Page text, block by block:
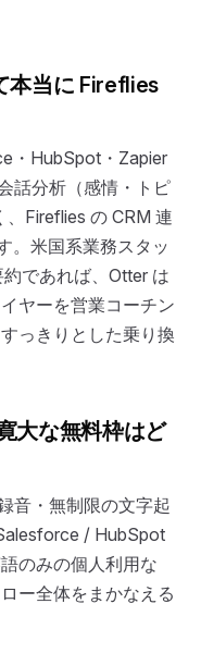
本当に Fireflies
・HubSpot・Zapier
話分析（感情・トピ
Fireflies の CRM 連
。米国系業務スタッ
であれば、Otter は
ヤーを営業コーチン
っきりとした乗り換
大な無料枠はど
音・無制限の文字起
/ HubSpot
のみの個人利用な
ー全体をまかなえる